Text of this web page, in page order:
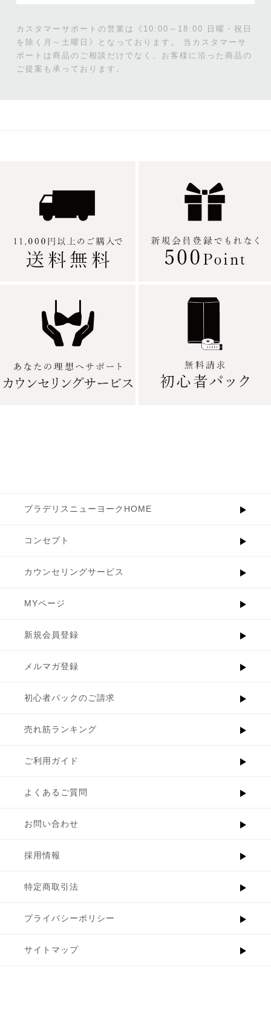
カスタマーサポートの営業は《10:00～18:00 日曜・祝日
を除く月～土曜日》となっております。
当カスタマーサ
ポートは商品のご相談だけでなく、お客様に沿った商品の
ご提案も承っております。
ブラデリスニューヨークHOME
コンセプト
カウンセリングサービス
MYページ
新規会員登録
メルマガ登録
初心者パックのご請求
売れ筋ランキング
ご利用ガイド
よくあるご質問
お問い合わせ
採用情報
特定商取引法
プライバシーポリシー
サイトマップ